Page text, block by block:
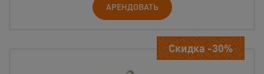
АРЕНДОВАТЬ
Скидка -30%